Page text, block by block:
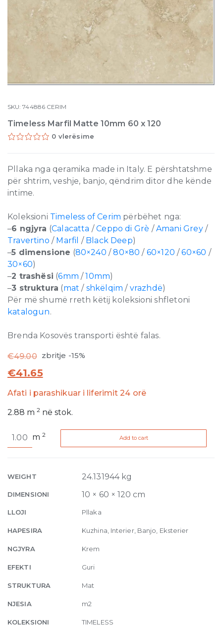
SKU:744886 CERIM
Timeless Marfil Matte 10mm 60 x 120
0 vlerësime
Pllaka nga qeramika made in Italy. E përshtatshme
për shtrim, veshje, banjo, qëndrim ditor dhe kënde
intime.
Koleksioni Timeless of Cerim përbëhet nga:
–6 ngjyra (Calacatta /Ceppo di Grè /Amani Grey/
Travertino / Marfil / Black Deep)
–5 dimensione (80×240 /80×80 / 60×120 /60×60 /
30×60)
–2 trashësi (6mm /10mm)
–3 struktura (mat / shkëlqim / vrazhdë)
Për më shumë rreth këtij koleksioni shfletoni
katalogun.
Brenda Kosovës transporti është falas.
€49.00 zbritje -15%
€41.65
Afati i parashikuar i liferimit 24 orë
2.88 m2 në stok.
Marfil
60
120
quantity
m2 Add to cart
WEIGHT 24.131944 kg
DIMENSIONI 10 × 60 × 120 cm
LLOJI Pllaka
HAPESIRA Kuzhina, Interier, Banjo, Eksterier
NGJYRA Krem
EFEKTI Guri
STRUKTURA Mat
NJESIA m2
KOLEKSIONI TIMELESS